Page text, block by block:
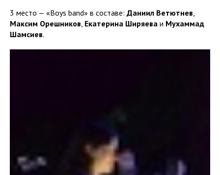
3 место — «Boys band» в составе: Даниил Ветютнев
Максим Орешников Екатерина Ширяева и Мухаммад
Шамсиев.